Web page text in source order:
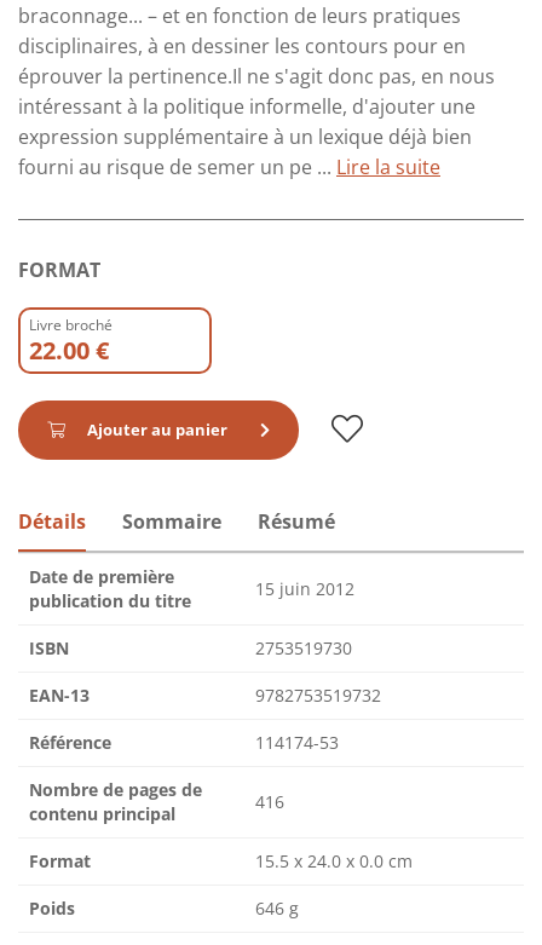
braconnage... – et en fonction de leurs pratiques
disciplinaires, à en dessiner les contours pour en
éprouver la pertinence.Il ne s'agit donc pas, en nous
intéressant à la politique informelle, d'ajouter une
expression supplémentaire à un lexique déjà bien
fourni au risque de semer un pe ... Lire la suite
FORMAT
Livre broché
22.00 €
Ajouter au panier
Détails Sommaire Résumé
Date de première
publication du titre
15 juin 2012
ISBN 2753519730
EAN-13 9782753519732
Référence 114174-53
Nombre de pages de
contenu principal
416
Format 15.5 x 24.0 x 0.0 cm
Poids 646 g